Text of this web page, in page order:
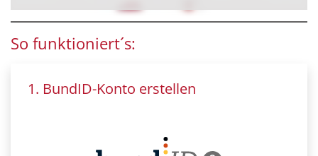
So funktioniert´s:
1. BundID-Konto erstellen